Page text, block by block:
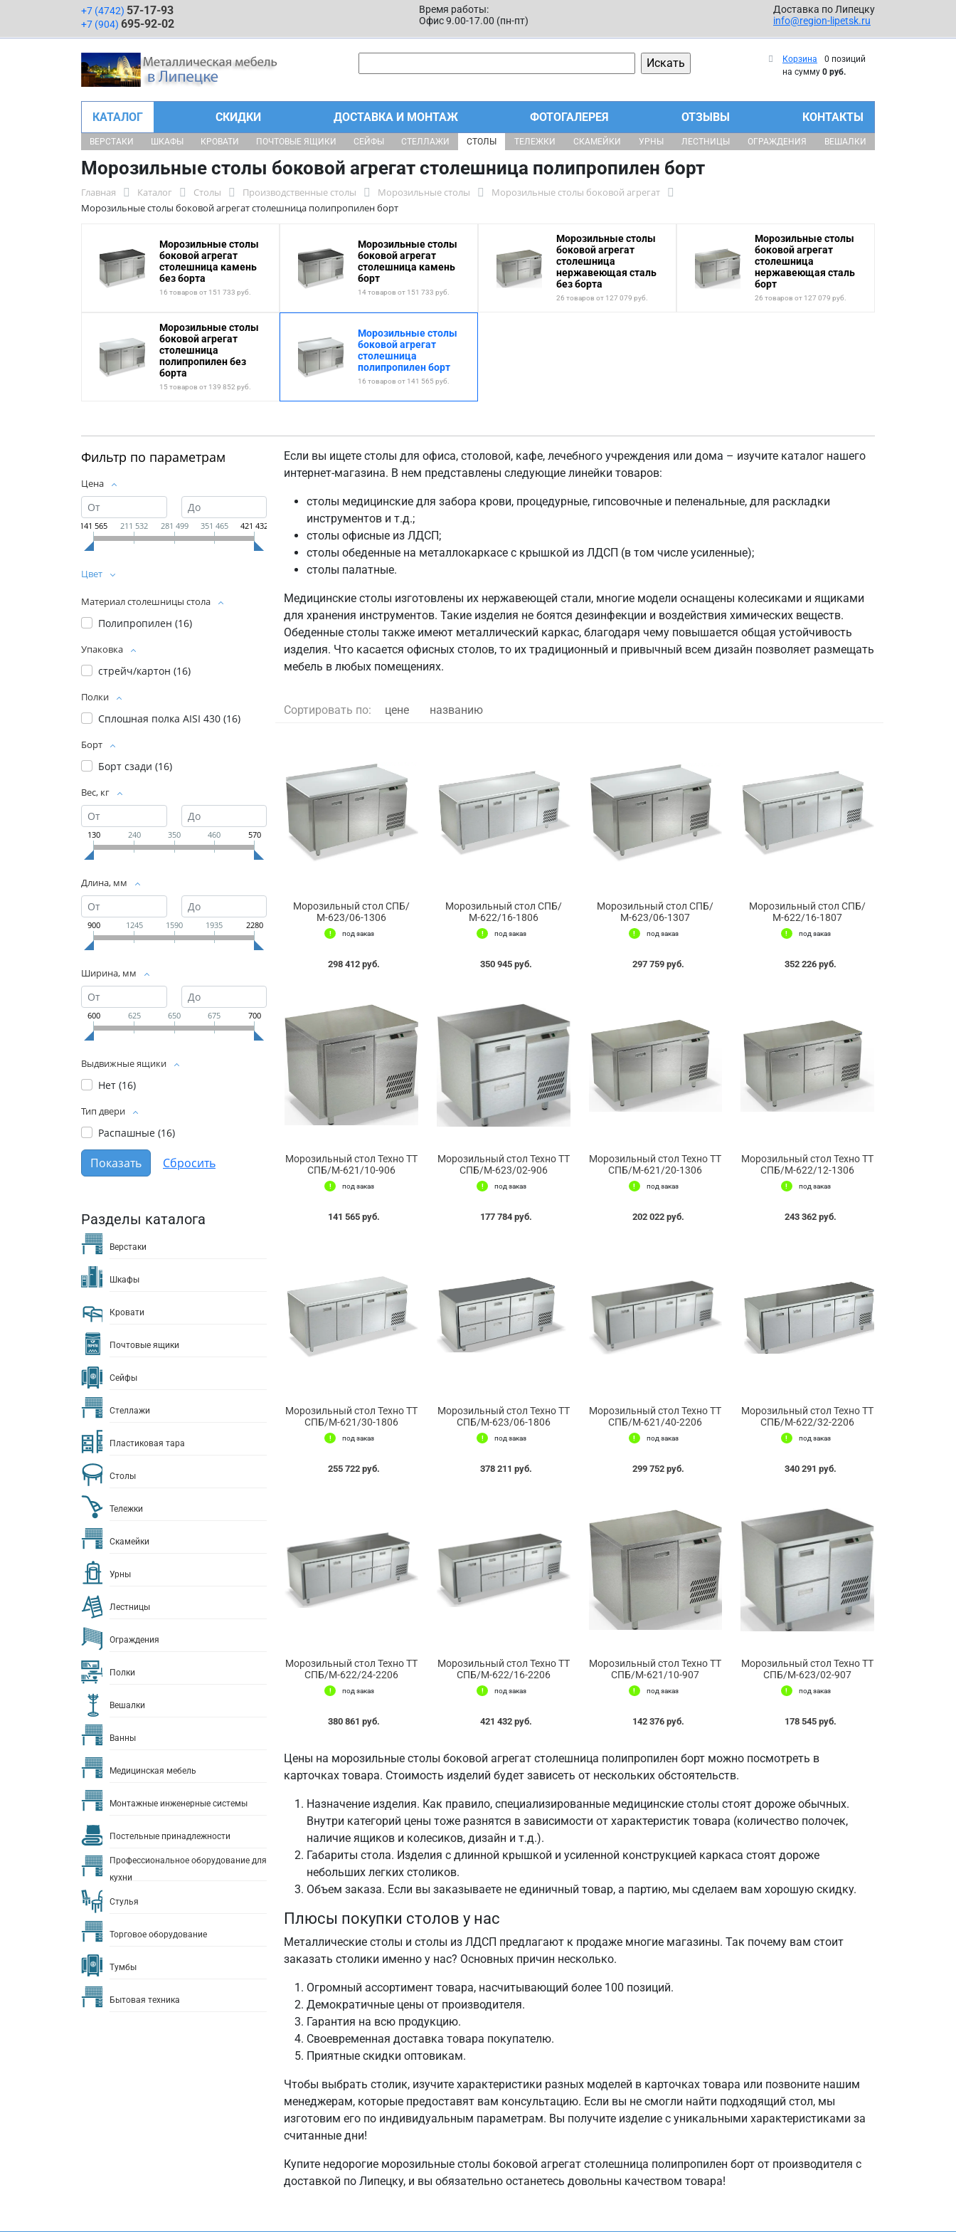
+7 (4742) 57-17-93
+7 (904) 695-92-02
Время работы:
Офис 9.00-17.00 (пн-пт)
Доставка по Липецку
info@region-lipetsk.ru
Корзина
0 позиций
на сумму 0 руб.
КАТАЛОГ СКИДКИ ДОСТАВКА И МОНТАЖ ФОТОГАЛЕРЕЯ ОТЗЫВЫ КОНТАКТЫ
ВЕРСТАКИ ШКАФЫ КРОВАТИ ПОЧТОВЫЕ ЯЩИКИ СЕЙФЫ СТЕЛЛАЖИ СТОЛЫ ТЕЛЕЖКИ СКАМЕЙКИ УРНЫ ЛЕСТНИЦЫ ОГРАЖДЕНИЯ ВЕШАЛКИ
Морозильные столы боковой агрегат столешница полипропилен борт
Главная Каталог Столы Производственные столы Морозильные столы
Морозильные столы боковой агрегат
Морозильные столы боковой агрегат столешница полипропилен борт
Морозильные столы
боковой агрегат
столешница камень
без борта
16 товаров от 151 733 руб.
Морозильные столы
боковой агрегат
столешница камень
борт
14 товаров от 151 733 руб.
Морозильные столы
боковой агрегат
столешница
нержавеющая сталь
без борта
26 товаров от 127 079 руб.
Морозильные столы
боковой агрегат
столешница
нержавеющая сталь
борт
26 товаров от 127 079 руб.
Морозильные столы
боковой агрегат
столешница
полипропилен без
борта
15 товаров от 139 852 руб.
Морозильные столы
боковой агрегат
столешница
полипропилен борт
16 товаров от 141 565 руб.
Фильтр по параметрам
Цена
141 565 211 532 281 499 351 465 421 432
Цвет
Материал столешницы стола
Полипропилен (16)
Упаковка
стрейч/картон (16)
Полки
Сплошная полка AISI 430 (16)
Борт
Борт сзади (16)
Вес, кг
130 240 350 460 570
Длина, мм
900 1245 1590 1935 2280
Ширина, мм
600 625 650 675 700
Выдвижные ящики
Нет (16)
Тип двери
Распашные (16)
Разделы каталога
Верстаки
Шкафы
Кровати
Почтовые ящики
Сейфы
Стеллажи
Пластиковая тара
Столы
Тележки
Скамейки
Урны
Лестницы
Ограждения
Полки
Вешалки
Ванны
Медицинская мебель
Монтажные инженерные системы
Постельные принадлежности
Профессиональное оборудование для
кухни
Стулья
Торговое оборудование
Тумбы
Бытовая техника
Если вы ищете столы для офиса, столовой, кафе, лечебного учреждения или дома – изучите каталог нашего
интернет-магазина. В нем представлены следующие линейки товаров:
столы медицинские для забора крови, процедурные, гипсовочные и пеленальные, для раскладки
инструментов и т.д.;
столы офисные из ЛДСП;
столы обеденные на металлокаркасе с крышкой из ЛДСП (в том числе усиленные);
столы палатные.
Медицинские столы изготовлены их нержавеющей стали, многие модели оснащены колесиками и ящиками
для хранения инструментов. Такие изделия не боятся дезинфекции и воздействия химических веществ.
Обеденные столы также имеют металлический каркас, благодаря чему повышается общая устойчивость
изделия. Что касается офисных столов, то их традиционный и привычный всем дизайн позволяет размещать
мебель в любых помещениях.
Сортировать по: цене названию
Морозильный стол СПБ/
М-623/06-1306
под заказ
298 412 руб.
Морозильный стол СПБ/
М-622/16-1806
под заказ
350 945 руб.
Морозильный стол СПБ/
М-623/06-1307
под заказ
297 759 руб.
Морозильный стол СПБ/
М-622/16-1807
под заказ
352 226 руб.
Морозильный стол Техно ТТ
СПБ/М-621/10-906
под заказ
141 565 руб.
Морозильный стол Техно ТТ
СПБ/М-623/02-906
под заказ
177 784 руб.
Морозильный стол Техно ТТ
СПБ/М-621/20-1306
под заказ
202 022 руб.
Морозильный стол Техно ТТ
СПБ/М-622/12-1306
под заказ
243 362 руб.
Морозильный стол Техно ТТ
СПБ/М-621/30-1806
под заказ
255 722 руб.
Морозильный стол Техно ТТ
СПБ/М-623/06-1806
под заказ
378 211 руб.
Морозильный стол Техно ТТ
СПБ/М-621/40-2206
под заказ
299 752 руб.
Морозильный стол Техно ТТ
СПБ/М-622/32-2206
под заказ
340 291 руб.
Морозильный стол Техно ТТ
СПБ/М-622/24-2206
под заказ
380 861 руб.
Морозильный стол Техно ТТ
СПБ/М-622/16-2206
под заказ
421 432 руб.
Морозильный стол Техно ТТ
СПБ/М-621/10-907
под заказ
142 376 руб.
Морозильный стол Техно ТТ
СПБ/М-623/02-907
под заказ
178 545 руб.
Цены на морозильные столы боковой агрегат столешница полипропилен борт можно посмотреть в
карточках товара. Стоимость изделий будет зависеть от нескольких обстоятельств.
Назначение изделия. Как правило, специализированные медицинские столы стоят дороже обычных.
Внутри категорий цены тоже разнятся в зависимости от характеристик товара (количество полочек,
наличие ящиков и колесиков, дизайн и т.д.).
Габариты стола. Изделия с длинной крышкой и усиленной конструкцией каркаса стоят дороже
небольших легких столиков.
Объем заказа. Если вы заказываете не единичный товар, а партию, мы сделаем вам хорошую скидку.
Плюсы покупки столов у нас
Металлические столы и столы из ЛДСП предлагают к продаже многие магазины. Так почему вам стоит
заказать столики именно у нас? Основных причин несколько.
Огромный ассортимент товара, насчитывающий более 100 позиций.
Демократичные цены от производителя.
Гарантия на всю продукцию.
Своевременная доставка товара покупателю.
Приятные скидки оптовикам.
Чтобы выбрать столик, изучите характеристики разных моделей в карточках товара или позвоните нашим
менеджерам, которые предоставят вам консультацию. Если вы не смогли найти подходящий стол, мы
изготовим его по индивидуальным параметрам. Вы получите изделие с уникальными характеристиками за
считанные дни!
Купите недорогие морозильные столы боковой агрегат столешница полипропилен борт от производителя с
доставкой по Липецку, и вы обязательно останетесь довольны качеством товара!